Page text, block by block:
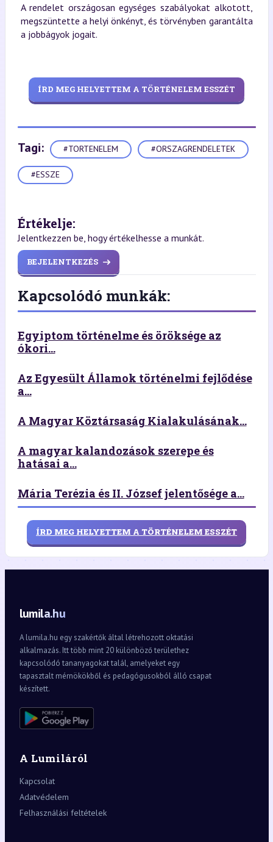
A rendelet országosan egységes szabályokat alkotott,
megszüntette a helyi önkényt, és törvényben garantálta
a jobbágyok jogait.
ÍRD MEG HELYETTEM A TÖRTÉNELEM ESSZÉT
Tagi: #TORTENELEM #ORSZAGRENDELETEK
#ESSZE
Értékelje:
Jelentkezzen be, hogy értékelhesse a munkát.
BEJELENTKEZÉS
Kapcsolódó munkák:
Egyiptom történelme és öröksége az
ókori...
Az Egyesült Államok történelmi fejlődése
a...
A Magyar Köztársaság Kialakulásának...
A magyar kalandozások szerepe és
hatásai a...
Mária Terézia és II. József jelentősége a...
ÍRD MEG HELYETTEM A TÖRTÉNELEM ESSZÉT
lumila.hu
A lumila.hu egy szakértők által létrehozott oktatási
alkalmazás. Itt több mint 20 különböző területhez
kapcsolódó tananyagokat talál, amelyeket egy
tapasztalt mérnökökből és pedagógusokból álló csapat
készített.
A Lumiláról
Kapcsolat
Adatvédelem
Felhasználási feltételek